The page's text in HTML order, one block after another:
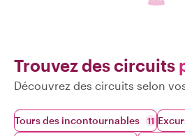
Trouvez des circuits
Découvrez des circuits selon
Tours des incontournables 11